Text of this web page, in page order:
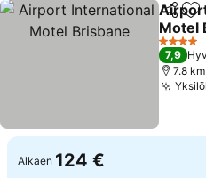
Jaa
Motel
4
7,9
7.8
Alkaen 124 €